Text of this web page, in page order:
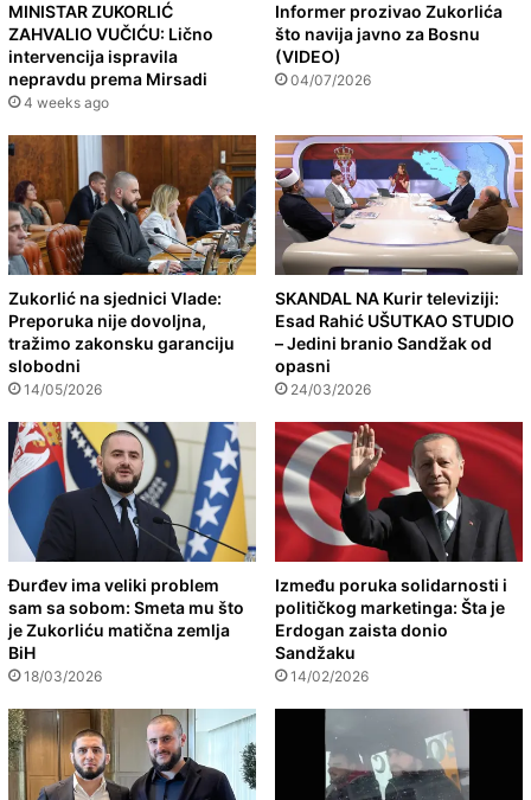
MINISTAR ZUKORLIĆ
ZAHVALIO VUČIĆU: Lično
intervencija ispravila
nepravdu prema Mirsadi
4 weeks ago
Informer prozivao Zukorlića
što navija javno za Bosnu
(VIDEO)
04/07/2026
Zukorlić na sjednici Vlade:
Preporuka nije dovoljna,
tražimo zakonsku garanciju
slobodni
14/05/2026
SKANDAL NA Kurir televiziji:
Esad Rahić UŠUTKAO STUDIO
– Jedini branio Sandžak od
opasni
24/03/2026
Đurđev ima veliki problem
sam sa sobom: Smeta mu što
je Zukorliću matična zemlja
BiH
18/03/2026
Između poruka solidarnosti i
političkog marketinga: Šta je
Erdogan zaista donio
Sandžaku
14/02/2026